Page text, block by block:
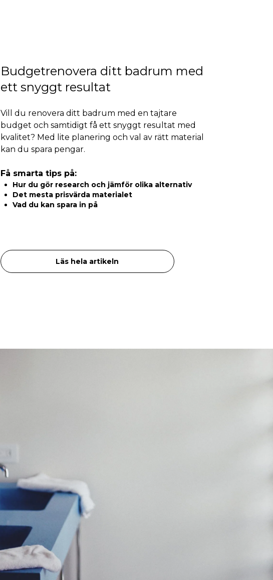
Budgetrenovera ditt badrum med
ett snyggt resultat
Vill du renovera ditt badrum med en tajtare
budget och samtidigt få ett snyggt resultat med
kvalitet? Med lite planering och val av rätt material
kan du spara pengar.
Få smarta tips på:
Hur du gör research och jämför olika alternativ
Det mesta prisvärda materialet
Vad du kan spara in på
Läs hela artikeln